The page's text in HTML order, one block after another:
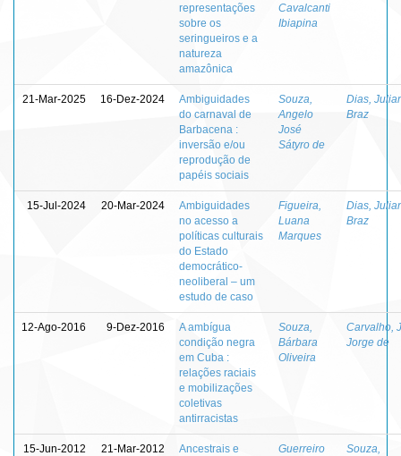
representações
sobre os
seringueiros e a
natureza
amazônica
Cavalcanti
Ibiapina
21-Mar-2025 16-Dez-2024
Ambiguidades
do carnaval de
Barbacena :
inversão e/ou
reprodução de
papéis sociais
Souza,
Angelo
José
Sátyro de
Dias,
Braz
15-Jul-2024 20-Mar-2024
Ambiguidades
no acesso a
políticas culturais
do Estado
democrático-
neoliberal – um
estudo de caso
Figueira,
Luana
Marques
Dias,
Braz
12-Ago-2016 9-Dez-2016
A ambígua
condição negra
em Cuba :
relações raciais
e mobilizações
coletivas
antirracistas
Souza,
Bárbara
Oliveira
Carvalho,
Jorge de
15-Jun-2012 21-Mar-2012
Ancestrais e
Guerreiro
Souza,